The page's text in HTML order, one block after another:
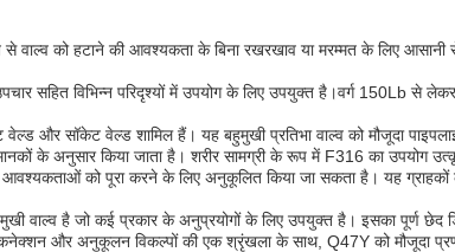
वाल्व को हटाने की आवश्यकता के बिना रखरखाव या मरम्मत के लिए
विभिन्न परिदृश्यों में उपयोग के लिए उपयुक्त है।वर्ग 150Lb से लेकर
सॉकेट वेल्ड शामिल हैं। यह बहुमुखी प्रतिभा वाल्व को मौजूदा
के अनुसार किया जाता है। शरीर सामग्री के रूप में F316 का उपयोग
को पूरा करने के लिए अनुकूलित किया जा सकता है। यह
वाल्व है जो कई प्रकार के अनुप्रयोगों के लिए उपयुक्त है। इसका पूर्ण
कनेक्शन और अनुकूलन विकल्पों की एक श्रृंखला के साथ, Q47Y को मौजूदा